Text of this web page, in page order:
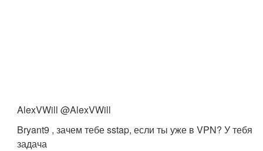
AlexVWill @AlexVWill
Bryant9 , зачем тебе sstap, если ты уже в VPN? У тебя
задача